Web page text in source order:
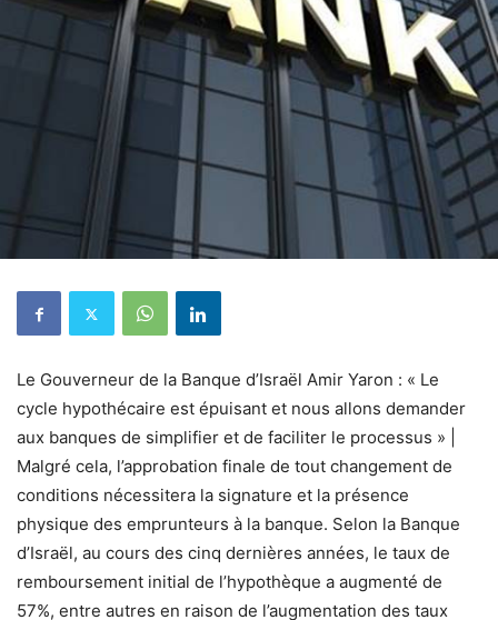
Le Gouverneur de la Banque d’Israël Amir Yaron : « Le
cycle hypothécaire est épuisant et nous allons demander
aux banques de simplifier et de faciliter le processus » |
Malgré cela, l’approbation finale de tout changement de
conditions nécessitera la signature et la présence
physique des emprunteurs à la banque. Selon la Banque
d’Israël, au cours des cinq dernières années, le taux de
remboursement initial de l’hypothèque a augmenté de
57%, entre autres en raison de l’augmentation des taux